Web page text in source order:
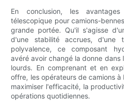
En conclusion, les
télescopique pour camions-
grande portée. Qu'il s'agisse
d'une stabilité accrues, d'une
polyvalence, ce composant
avéré avoir changé la donne dans
lourds. En comprenant et en
offre, les opérateurs de camions
maximiser l'efficacité, la
opérations quotidiennes.